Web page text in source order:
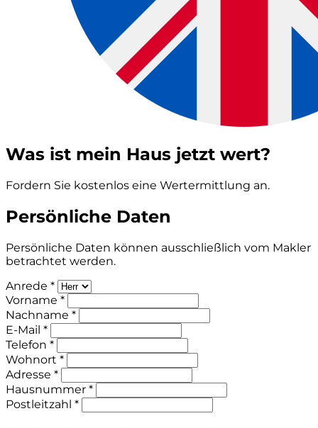
Was ist mein Haus jetzt wert?
Fordern Sie kostenlos eine Wertermittlung an.
Persönliche Daten
Persönliche Daten können ausschließlich vom Makler
betrachtet werden.
Anrede *
Vorname *
Nachname *
E-Mail *
Telefon *
Wohnort *
Adresse *
Hausnummer *
Postleitzahl *